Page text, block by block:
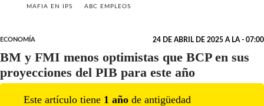
MAFIA EN IPS ABC EMPLEOS
ECONOMÍA 24 DE ABRIL DE 2025 A LA - 07:00
BM y FMI menos optimistas que BCP en sus
proyecciones del PIB para este año
Este artículo tiene 1 año de antigüedad